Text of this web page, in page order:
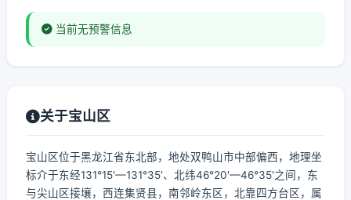
当前无预警信息
关于宝山区
宝山区位于黑龙江省东北部，地处双鸭山市中部偏西，地理坐
标介于东经131°15′—131°35′、北纬46°20′—46°35′之间，东
与尖山区接壤，西连集贤县，南邻岭东区，北靠四方台区，属